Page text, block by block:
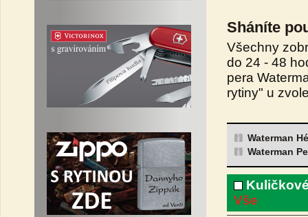
Sháníte
Všechny
do 24 - 48
pera
rytiny" u
Waterman
Waterman
Vše